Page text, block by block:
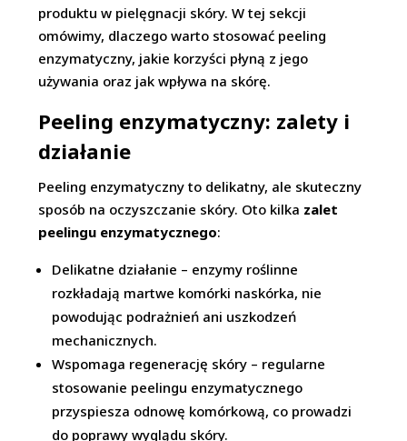
produktu w pielęgnacji skóry. W tej sekcji
omówimy, dlaczego warto stosować peeling
enzymatyczny, jakie korzyści płyną z jego
używania oraz jak wpływa na skórę.
Peeling enzymatyczny: zalety i
działanie
Peeling enzymatyczny to delikatny, ale skuteczny
sposób na oczyszczanie skóry. Oto kilka zalet
peelingu enzymatycznego:
Delikatne działanie – enzymy roślinne
rozkładają martwe komórki naskórka, nie
powodując podrażnień ani uszkodzeń
mechanicznych.
Wspomaga regenerację skóry – regularne
stosowanie peelingu enzymatycznego
przyspiesza odnowę komórkową, co prowadzi
do poprawy wyglądu skóry.